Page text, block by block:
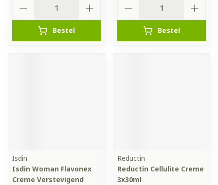
Bestel Bestel
Isdin
Isdin Woman Flavonex
Creme Verstevigend
Reductin
Reductin Cellulite Creme
3x30ml